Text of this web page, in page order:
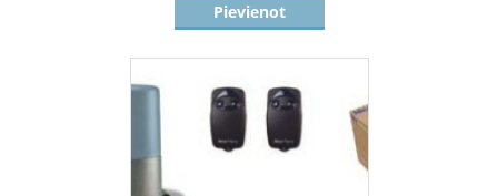
Pievienot